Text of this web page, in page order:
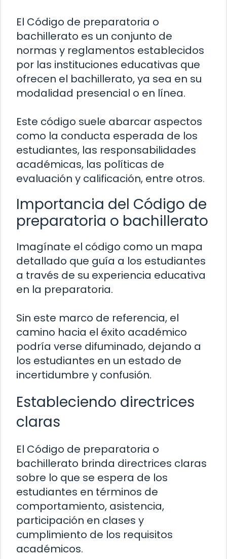
El Código de preparatoria o
bachillerato es un conjunto de
normas y reglamentos establecidos
por las instituciones educativas que
ofrecen el bachillerato, ya sea en su
modalidad presencial o en línea.
Este código suele abarcar aspectos
como la conducta esperada de los
estudiantes, las responsabilidades
académicas, las políticas de
evaluación y calificación, entre otros.
Importancia del Código de
preparatoria o bachillerato
Imagínate el código como un mapa
detallado que guía a los estudiantes
a través de su experiencia educativa
en la preparatoria.
Sin este marco de referencia, el
camino hacia el éxito académico
podría verse difuminado, dejando a
los estudiantes en un estado de
incertidumbre y confusión.
Estableciendo directrices
claras
El Código de preparatoria o
bachillerato brinda directrices claras
sobre lo que se espera de los
estudiantes en términos de
comportamiento, asistencia,
participación en clases y
cumplimiento de los requisitos
académicos.